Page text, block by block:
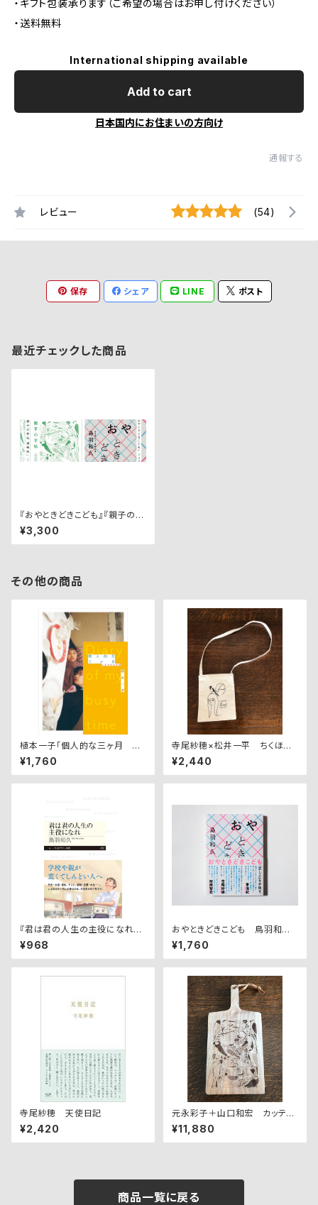
・ギフト包装承ります（ご希望の場合はお申し付けください）
・送料無料
International shipping available
Add to cart
日本国内にお住まいの方向け
通報する
レビュー (54)
保存 シェア LINE ポスト
最近チェックした商品
『おやときどきこども』『親子の手
帖 増補版』２冊セット
¥3,300
その他の商品
植本一子「個人的な三ヶ月 に
ぎやかな季節」※特典付
¥1,760
寺尾紗穂×松井一平 ちくほう
のおきばトートバッグ
¥2,440
『君は君の人生の主役になれ』
鳥羽和久著
¥968
おやときどきこども 鳥羽和久
著
¥1,760
寺尾紗穂 天使日記
¥2,420
元永彩子＋山口和宏 カッティ
ングボート くるみ "ma petite
caille"
¥11,880
商品一覧に戻る